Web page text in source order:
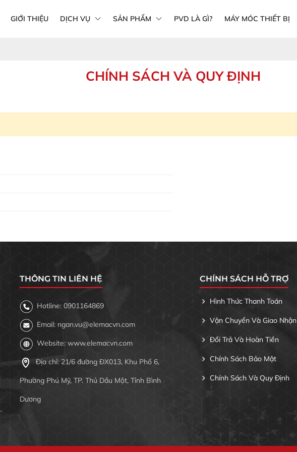
GIỚI THIỆU DỊCH VỤ SẢN PHẨM PVD LÀ GÌ? MÁY MÓC THIẾT BỊ
CHÍNH SÁCH VÀ QUY ĐỊNH
THÔNG TIN LIÊN HỆ
Hotline: 0901164869
Email: ngan.vu@elemacvn.com
Website: www.elemacvn.com
Địa chỉ: 21/6 đường ĐX013, Khu Phố 6,
Phường Phú Mỹ, TP. Thủ Dầu Một, Tỉnh Bình
Dương
CHÍNH SÁCH HỖ TRỢ
Hình Thức Thanh Toán
Vận Chuyển Và Giao Nhận
Đổi Trả Và Hoàn Tiền
Chính Sách Bảo Mật
Chính Sách Và Quy Định